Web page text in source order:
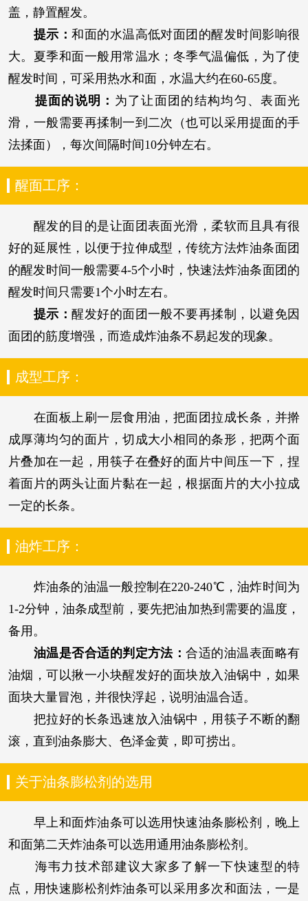
盖，静置醒发。
提示：和面的水温高低对面团的醒发时间影响很
大。夏季和面一般用常温水；冬季气温偏低，为了使
醒发时间，可采用热水和面，水温大约在60-65度。
提面的说明： 为了让面团的结构均匀、表面光
滑，一般需要再揉制一到二次（也可以采用提面的手
法揉面），每次间隔时间10分钟左右。
醒面工序：
醒发的目的是让面团表面光滑，柔软而且具有很
好的延展性，以便于拉伸成型，传统方法炸油条面团
的醒发时间一般需要4-5个小时，快速法炸油条面团的
醒发时间只需要1个小时左右。
提示：醒发好的面团一般不要再揉制，以避免因
面团的筋度增强，而造成炸油条不易起发的现象。
成型工序：
在面板上刷一层食用油，把面团拉成长条，并擀
成厚薄均匀的面片，切成大小相同的条形，把两个面
片叠加在一起，用筷子在叠好的面片中间压一下，捏
着面片的两头让面片黏在一起，根据面片的大小拉成
一定的长条。
油炸工序：
炸油条的油温一般控制在220-240℃，油炸时间为
1-2分钟，油条成型前，要先把油加热到需要的温度，
备用。
油温是否合适的判定方法：合适的油温表面略有
油烟，可以揪一小块醒发好的面块放入油锅中，如果
面块大量冒泡，并很快浮起，说明油温合适。
把拉好的长条迅速放入油锅中，用筷子不断的翻
滚，直到油条膨大、色泽金黄，即可捞出。
关于油条膨松剂的选用
早上和面炸油条可以选用快速油条膨松剂，晚上
和面第二天炸油条可以选用通用油条膨松剂。
海韦力技术部建议大家多了解一下快速型的特
点，用快速膨松剂炸油条可以采用多次和面法，一是